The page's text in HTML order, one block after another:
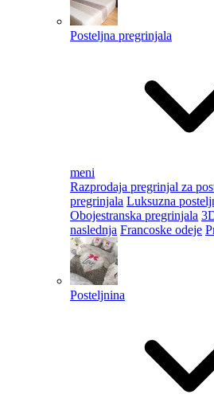
Posteljna pregrinjala
meni
Razprodaja pregrinjal za
pregrinjala Luksuzna
Obojestranska pregrinjala
naslednja Francoske odeje
Posteljnina